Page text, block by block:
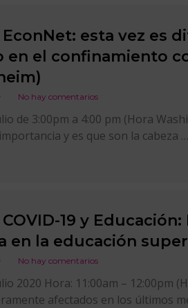
esta vez es
en el confinamiento
No hay comentarios
de 3:00pm a 4:00 pm (Hora
y es que son la cabeza …
19 y
en la educación
No hay comentarios
2020 Hora: 11:00am – 12:00pm
afectados en los últimos